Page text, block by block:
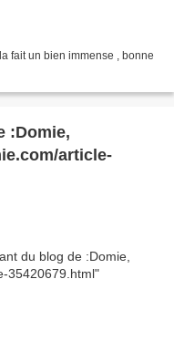
fait un bien immense , bonne
:Domie,
article-